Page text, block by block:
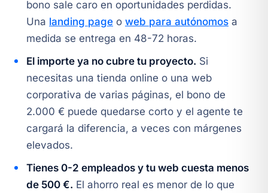
bono sale caro en oportunidades perdidas.
Una landing page o web para autónomos a
medida se entrega en 48-72 horas.
El importe ya no cubre tu proyecto. Si
necesitas una tienda online o una web
corporativa de varias páginas, el bono de
2.000 € puede quedarse corto y el agente te
cargará la diferencia, a veces con márgenes
elevados.
Tienes 0-2 empleados y tu web cuesta menos
de 500 €. El ahorro real es menor de lo que